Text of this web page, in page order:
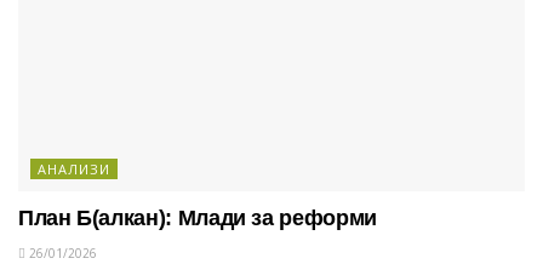
АНАЛИЗИ
План Б(алкан): Млади за реформи
26/01/2026